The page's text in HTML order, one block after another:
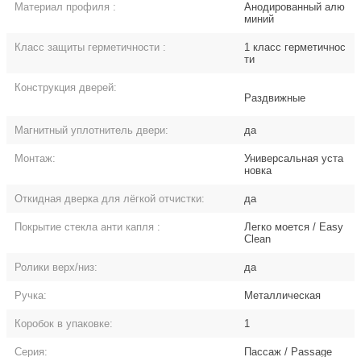
Материал профиля :
Анодированный алю
миний
Класс защиты герметичности :
1 класс герметичнос
ти
Конструкция дверей:
Раздвижные
Магнитный уплотнитель двери: да
Монтаж:
Универсальная уста
новка
Откидная дверка для лёгкой отчистки: да
Покрытие стекла анти капля :
Легко моется / Easy
Clean
Ролики верх/низ: да
Ручка: Металлическая
Коробок в упаковке: 1
Серия: Пассаж / Passage